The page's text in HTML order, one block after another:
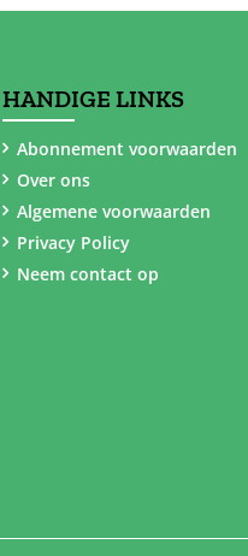
HANDIGE LINKS
Abonnement voorwaarden
Over ons
Algemene voorwaarden
Privacy Policy
Neem contact op